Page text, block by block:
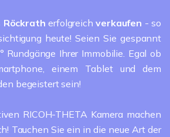
Röckratherfolgreichverkaufen - so
heute! Seien Sie gespannt
Rundgänge Ihrer Immobilie. Egal ob
einem Tablet und dem
begeistert sein!
RICOH-THETA Kamera machen
Tauchen Sie ein in die neue Art der